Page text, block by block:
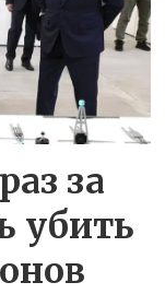
за
убить